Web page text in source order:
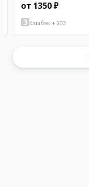
от 1350 ₽
Кэшбэк + 203